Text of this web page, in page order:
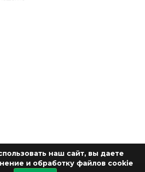
наш сайт, вы даете
и обработку файлов cookie